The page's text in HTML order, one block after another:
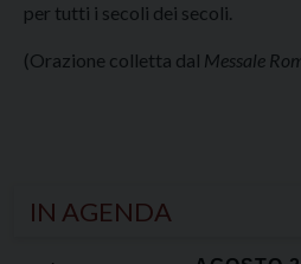
per tutti i secoli dei secoli.
(Orazione colletta dal Messale
IN AGENDA